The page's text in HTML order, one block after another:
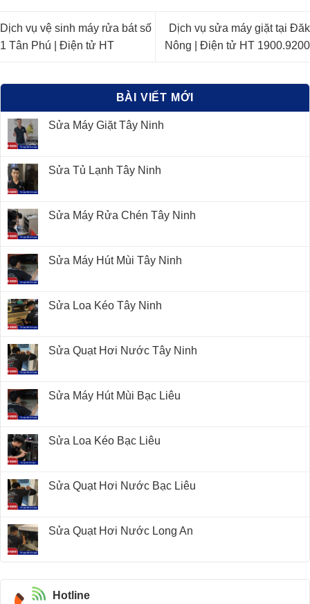
Dịch vụ vệ sinh máy rửa bát số
1 Tân Phú | Điện tử HT
Dịch vụ sửa máy giặt tại Đăk
Nông | Điện tử HT 1900.9200
BÀI VIẾT MỚI
Sửa Máy Giặt Tây Ninh
Sửa Tủ Lạnh Tây Ninh
Sửa Máy Rửa Chén Tây Ninh
Sửa Máy Hút Mùi Tây Ninh
Sửa Loa Kéo Tây Ninh
Sửa Quạt Hơi Nước Tây Ninh
Sửa Máy Hút Mùi Bạc Liêu
Sửa Loa Kéo Bạc Liêu
Sửa Quạt Hơi Nước Bạc Liêu
Sửa Quạt Hơi Nước Long An
Hotline